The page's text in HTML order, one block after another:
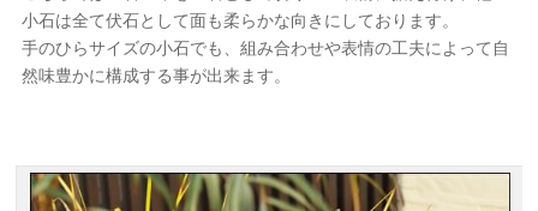
小石は全て伏石として面も柔らかな向きにしております。
手のひらサイズの小石でも、組み合わせや表情の工夫によって自
然味豊かに構成する事が出来ます。